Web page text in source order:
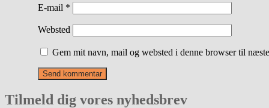
E-mail *
Websted
Gem mit navn, mail og websted i denne browser til
Tilmeld dig vores nyhedsbrev